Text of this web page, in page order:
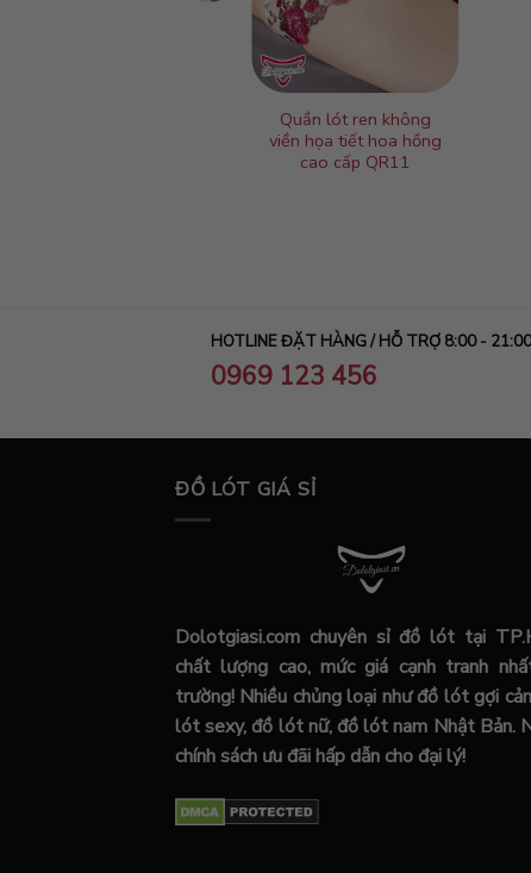
Quần lót ren không
viền họa tiết hoa hồng
cao cấp QR11
HOTLINE ĐẶT HÀNG / HỖ TRỢ 8:00 - 21:00
0969 123 456
ĐỒ LÓT GIÁ SỈ
Dolotgiasi.com chuyên sỉ đồ lót tại
chất lượng cao, mức giá cạnh tranh
trường! Nhiều chủng loại như đồ lót gợi
lót sexy, đồ lót nữ, đồ lót nam Nhật Bản.
chính sách ưu đãi hấp dẫn cho đại lý!